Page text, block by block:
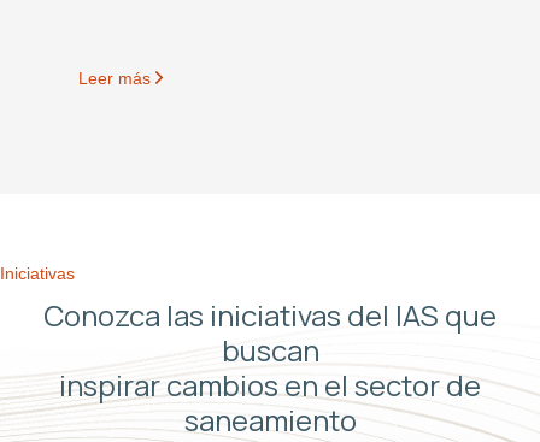
Leer más
Iniciativas
Conozca las iniciativas del IAS que
buscan
inspirar cambios en el sector de
saneamiento